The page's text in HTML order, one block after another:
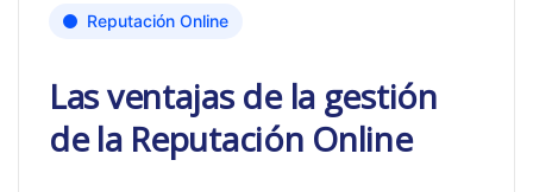
Reputación Online
Las ventajas de la gestión
de la Reputación Online